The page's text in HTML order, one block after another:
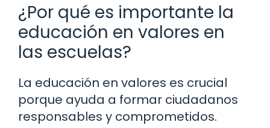
¿Por qué es importante la
educación en valores en
las escuelas?
La educación en valores es crucial
porque ayuda a formar ciudadanos
responsables y comprometidos.